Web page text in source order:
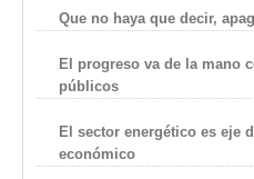
Que no haya que decir,
El progreso va de la mano
públicos
El sector energético es eje
económico